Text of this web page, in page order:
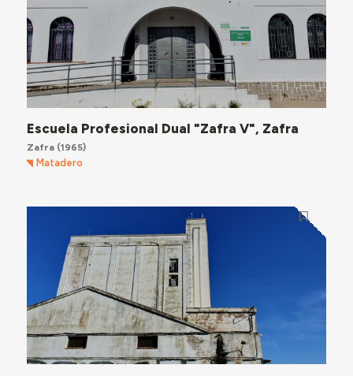
Escuela Profesional Dual "Zafra V", Zafra
Zafra(1965)
Matadero